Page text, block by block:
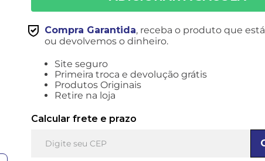
Compra Garantida, receba o produto que
ou devolvemos o dinheiro.
Site seguro
Primeira troca e devolução grátis
Produtos Originais
Retire na loja
Calcular frete e prazo